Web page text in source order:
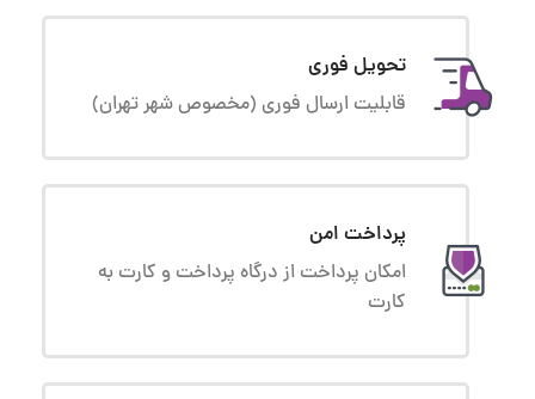
تحویل فوری
قابلیت ارسال فوری (مخصوص شهر تهران)
پرداخت امن
امکان پرداخت از درگاه پرداخت و کارت به
کارت